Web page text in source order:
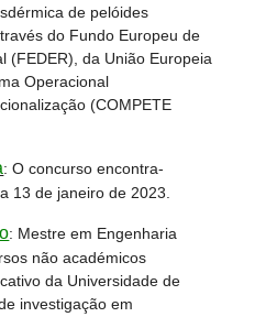
de pelóides
do Fundo Europeu de
(FEDER), da União Europeia
Operacional
(COMPETE
: O concurso encontra-
13 de janeiro de 2023.
: Mestre em Engenharia
não académicos
da Universidade de
investigação em